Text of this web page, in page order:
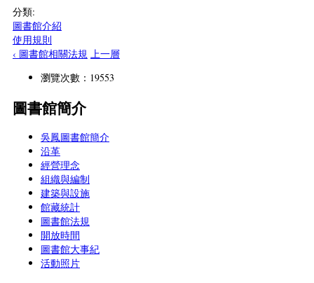
分類:
圖書館介紹
使用規則
‹ 圖書館相關法規 上一層
瀏覽次數：19553
圖書館簡介
吳鳳圖書館簡介
沿革
經營理念
組織與編制
建築與設施
館藏統計
圖書館法規
開放時間
圖書館大事紀
活動照片